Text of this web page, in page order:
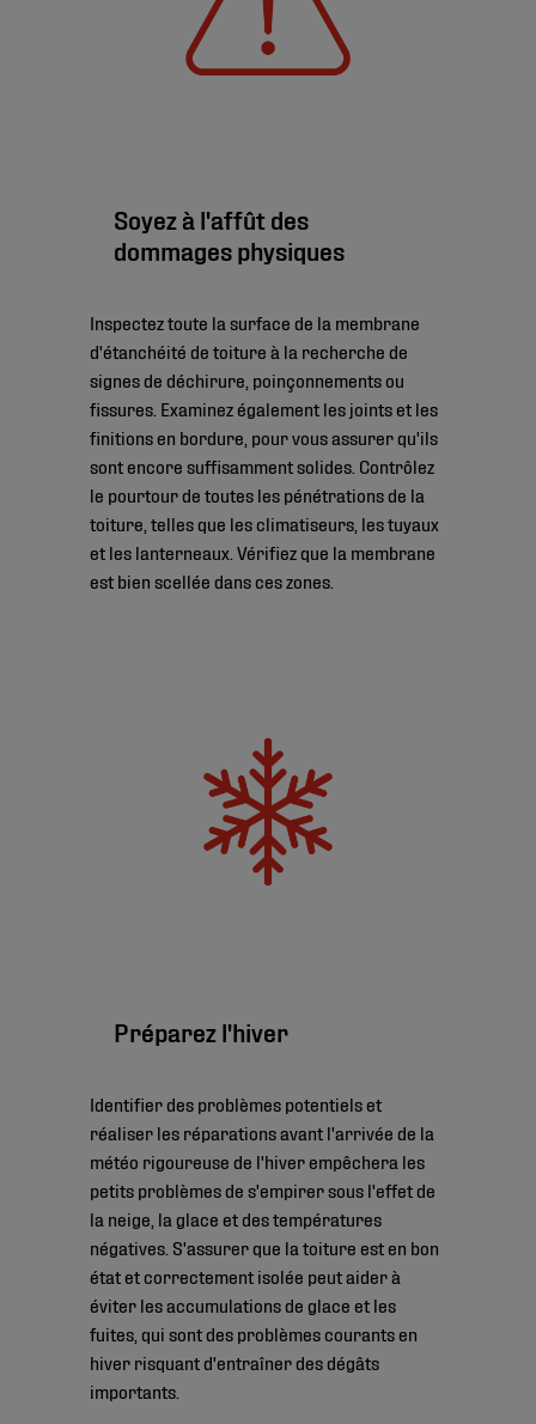
Soyez à l'affût des
dommages physiques
Inspectez toute la surface de la membrane
d'étanchéité de toiture à la recherche de
signes de déchirure, poinçonnements ou
fissures. Examinez également les joints et les
finitions en bordure, pour vous assurer qu'ils
sont encore suffisamment solides. Contrôlez
le pourtour de toutes les pénétrations de la
toiture, telles que les climatiseurs, les tuyaux
et les lanterneaux. Vérifiez que la membrane
est bien scellée dans ces zones.
Préparez l'hiver
Identifier des problèmes potentiels et
réaliser les réparations avant l'arrivée de la
météo rigoureuse de l'hiver empêchera les
petits problèmes de s'empirer sous l'effet de
la neige, la glace et des températures
négatives. S'assurer que la toiture est en bon
état et correctement isolée peut aider à
éviter les accumulations de glace et les
fuites, qui sont des problèmes courants en
hiver risquant d'entraîner des dégâts
importants.